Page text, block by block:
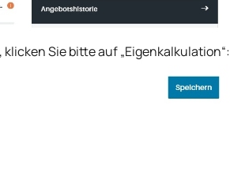
Sie bitte auf „Eigenkalkulation“: